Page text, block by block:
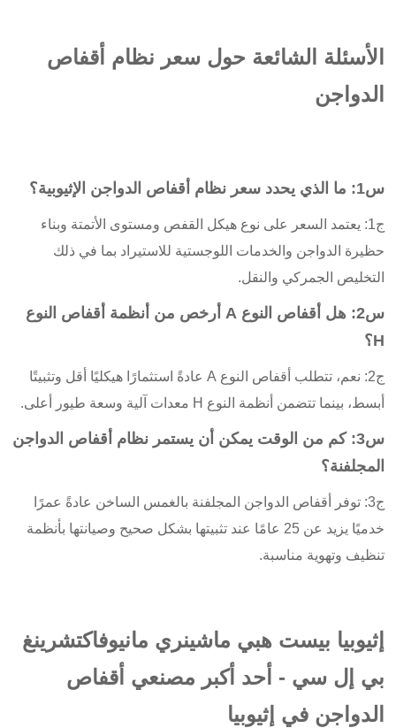
الأسئلة الشائعة حول سعر نظام أقفاص
الدواجن
س1: ما الذي يحدد سعر نظام أقفاص الدواجن الإثيوبية؟
ج1: يعتمد السعر على نوع هيكل القفص ومستوى الأتمتة وبناء
حظيرة الدواجن والخدمات اللوجستية للاستيراد بما في ذلك
التخليص الجمركي والنقل.
س2: هل أقفاص النوع A أرخص من أنظمة أقفاص النوع
H؟
ج2: نعم، تتطلب أقفاص النوع A عادةً استثمارًا هيكليًا أقل وتثبيتًا
أبسط، بينما تتضمن أنظمة النوع H معدات آلية وسعة طيور أعلى.
س3: كم من الوقت يمكن أن يستمر نظام أقفاص الدواجن
المجلفنة؟
ج3: توفر أقفاص الدواجن المجلفنة بالغمس الساخن عادةً عمرًا
خدميًا يزيد عن 25 عامًا عند تثبيتها بشكل صحيح وصيانتها بأنظمة
تنظيف وتهوية مناسبة.
إثيوبيا بيست هبي ماشينري مانيوفاكتشرينغ
بي إل سي - أحد أكبر مصنعي أقفاص
الدواجن في إثيوبيا